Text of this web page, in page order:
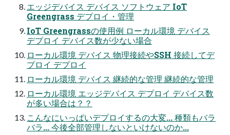
エッジデバイス デバイス ソフトウェア IoT
Greengrass デプロイ・管理
IoT Greengrassの使用例 ローカル環境 デバイス
デプロイ デバイス数が少ない場合
ローカル環境 デバイス 物理接続やSSH 接続してデ
プロイ デプロイ
ローカル環境 デバイス 継続的な管理 継続的な管理
ローカル環境 エッジデバイス デプロイ デバイス数
が多い場合は？？
こんなにいっぱいデプロイするの大変... 種類もバラ
バラ... 今後全部管理しないといけないのか...